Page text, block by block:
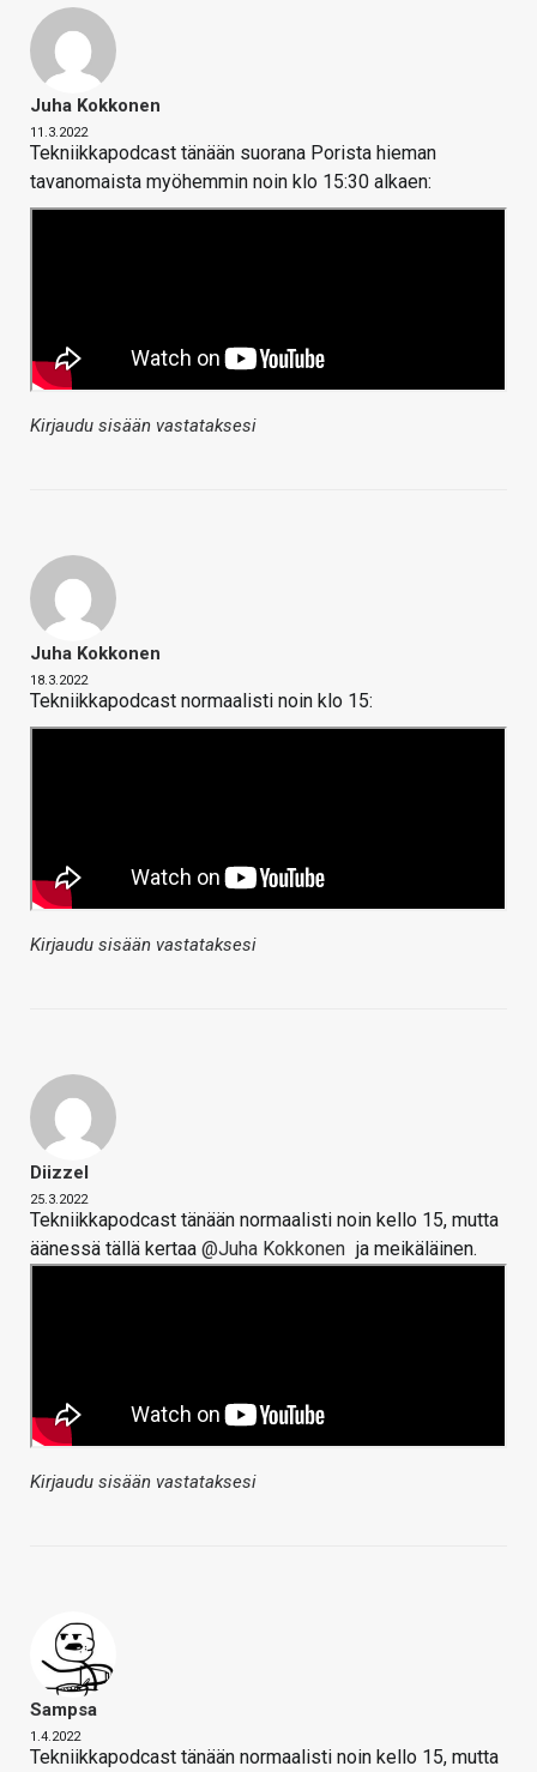
Juha Kokkonen
11.3.2022
Tekniikkapodcast tänään suorana Porista hieman
tavanomaista myöhemmin noin klo 15:30 alkaen:
Kirjaudu sisään vastataksesi
Juha Kokkonen
18.3.2022
Tekniikkapodcast normaalisti noin klo 15:
Kirjaudu sisään vastataksesi
Diizzel
25.3.2022
Tekniikkapodcast tänään normaalisti noin kello 15, mutta
äänessä tällä kertaa @Juha Kokkonen ja meikäläinen.
Kirjaudu sisään vastataksesi
Sampsa
1.4.2022
Tekniikkapodcast tänään normaalisti noin kello 15, mutta